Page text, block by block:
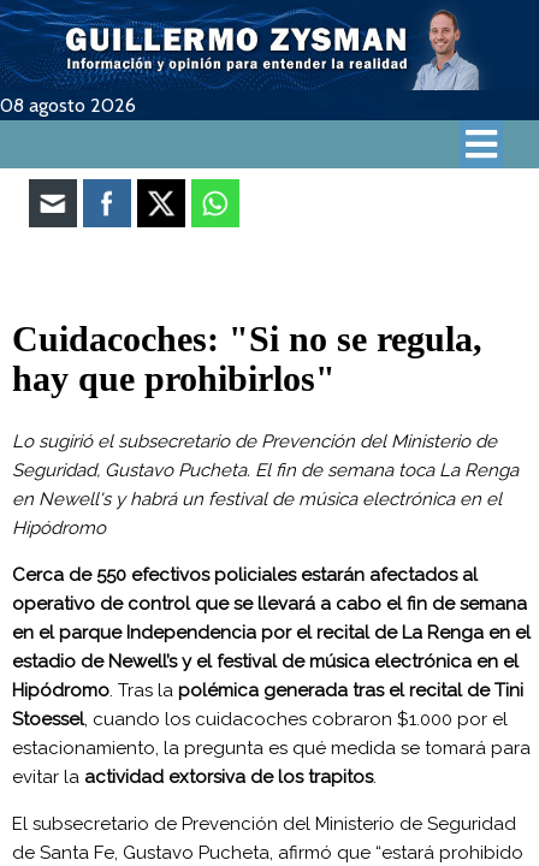
08 agosto 2026
Cuidacoches: "Si no se regula,
hay que prohibirlos"
Lo sugirió el subsecretario de Prevención del Ministerio de
Seguridad, Gustavo Pucheta. El fin de semana toca La Renga
en Newell's y habrá un festival de música electrónica en el
Hipódromo
Cerca de 550 efectivos policiales estarán afectados al
operativo de control que se llevará a cabo el fin de semana
en el parque Independencia por el recital de La Renga en el
estadio de Newell’s y el festival de música electrónica en el
Hipódromo. Tras la polémica generada tras el recital de Tini
Stoessel, cuando los cuidacoches cobraron $1.000 por el
estacionamiento, la pregunta es qué medida se tomará para
evitar la actividad extorsiva de los trapitos.
El subsecretario de Prevención del Ministerio de Seguridad
de Santa Fe, Gustavo Pucheta, afirmó que “estará prohibido